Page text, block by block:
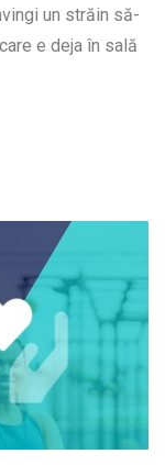
un străin să-
e deja în sală